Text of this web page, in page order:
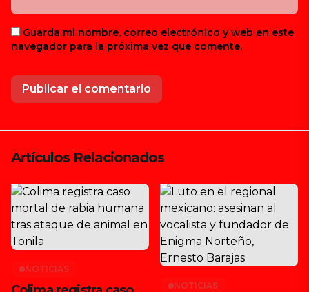
Guarda mi nombre, correo electrónico y web en este
navegador para la próxima vez que comente.
Artículos Relacionados
NOTICIAS
NOTICIAS